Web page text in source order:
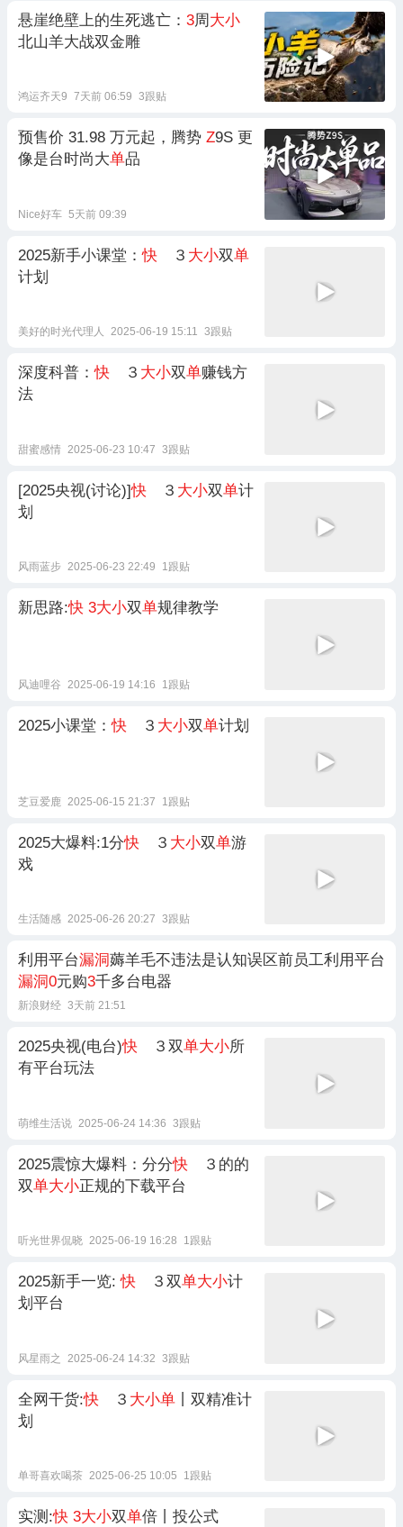
悬崖绝壁上的生死逃亡： 3周 大小
北山羊大战双金雕
鸿运齐天9 7天前 06:59 3跟贴
预售价 31.98 万元起，腾势 Z9S 更
像是台时尚大单品
Nice好车 5天前 09:39
2025新手小课堂：快 ３ 大小双单
计划
美好的时光代理人 2025-06-19 15:11 3跟贴
深度科普：快 ３ 大小双单赚钱方
法
甜蜜感情 2025-06-23 10:47 3跟贴
[2025央视(讨论)]快 ３ 大小双单计
划
风雨蓝步 2025-06-23 22:49 1跟贴
新思路:快 3大小双单规律教学
风迪哩谷 2025-06-19 14:16 1跟贴
2025小课堂：快 ３ 大小双单计划
芝豆爱鹿 2025-06-15 21:37 1跟贴
2025大爆料:1分快 ３ 大小双单游
戏
生活随感 2025-06-26 20:27 3跟贴
利用平台漏洞薅羊毛不违法是认知误区前员工利用平台
漏洞0元购3千多台电器
新浪财经 3天前 21:51
2025央视(电台)快 ３双单大小所
有平台玩法
萌维生活说 2025-06-24 14:36 3跟贴
2025震惊大爆料：分分快 ３的的
双单大小正规的下载平台
听光世界侃晓 2025-06-19 16:28 1跟贴
2025新手一览:快 ３双单大小计
划平台
风星雨之 2025-06-24 14:32 3跟贴
全网干货:快 ３ 大小单 丨双精准计
划
单哥喜欢喝茶 2025-06-25 10:05 1跟贴
实测:快 3大小双单倍丨投公式